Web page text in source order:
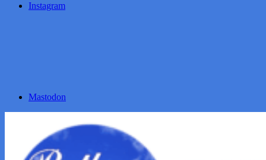
Instagram
Mastodon